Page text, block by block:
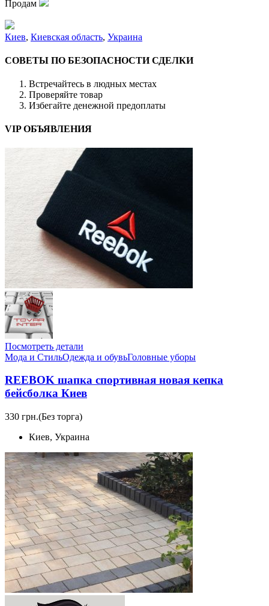
Продам
Киев, Киевская область, Украина
СОВЕТЫ ПО БЕЗОПАСНОСТИ СДЕЛКИ
Встречайтесь в людных местах
Проверяйте товар
Избегайте денежной предоплаты
VIP ОБЪЯВЛЕНИЯ
Посмотреть детали
Мода и СтильОдежда и обувьГоловные уборы
REEBOK шапка спортивная новая кепка
бейсболка Киев
330 грн.(Без торга)
Киев, Украина